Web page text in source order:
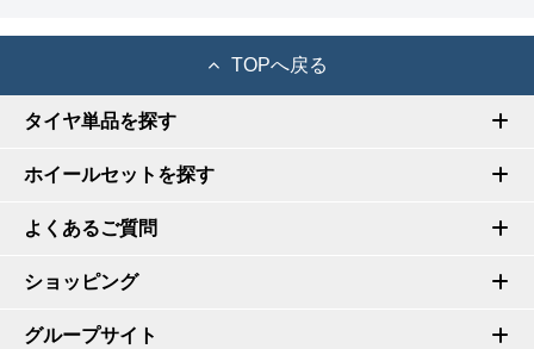
TOPへ戻る
タイヤ単品を探す
ホイールセットを探す
よくあるご質問
ショッピング
グループサイト